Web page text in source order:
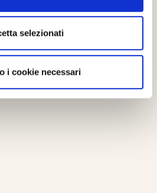
selezionati
i cookie necessari